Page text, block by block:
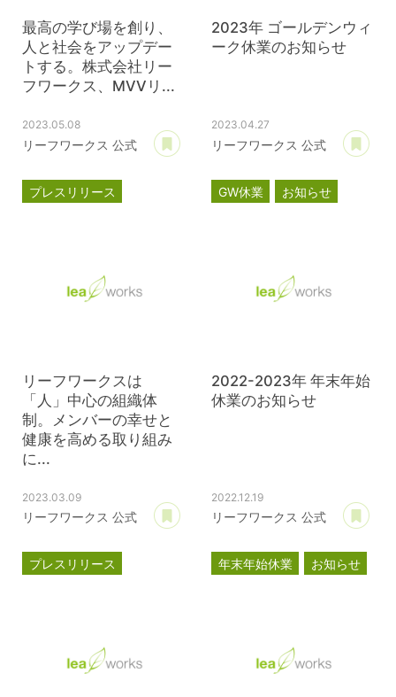
最高の学び場を創り、
人と社会をアップデー
トする。株式会社リー
フワークス、MVVリ...
2023.05.08
リーフワークス 公式
あとで読む
プレスリリース
2023年 ゴールデンウィ
ーク休業のお知らせ
2023.04.27
リーフワークス 公式
GW休業 お知らせ
リーフワークスは
「人」中心の組織体
制。メンバーの幸せと
健康を高める取り組み
に...
2023.03.09
リーフワークス 公式
あとで読む
プレスリリース
2022-2023年 年末年始
休業のお知らせ
2022.12.19
リーフワークス 公式
年末年始休業 お知らせ